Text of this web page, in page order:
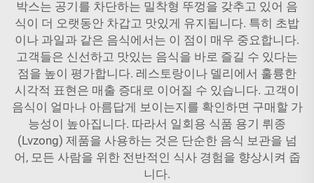
박스는 공기를 차단하는 밀착형 뚜껑을 갖추고 있어 음
식이 더 오랫동안 차갑고 맛있게 유지됩니다. 특히 초밥
이나 과일과 같은 음식에서는 이 점이 매우 중요합니다.
고객들은 신선하고 맛있는 음식을 바로 즐길 수 있다는
점을 높이 평가합니다. 레스토랑이나 델리에서 훌륭한
시각적 표현은 매출 증대로 이어질 수 있습니다. 고객이
음식이 얼마나 아름답게 보이는지를 확인하면 구매할 가
능성이 높아집니다. 따라서 일회용 식품 용기 뤼종
(Lvzong) 제품을 사용하는 것은 단순한 음식 보관을 넘
어, 모든 사람을 위한 전반적인 식사 경험을 향상시켜 줍
니다.